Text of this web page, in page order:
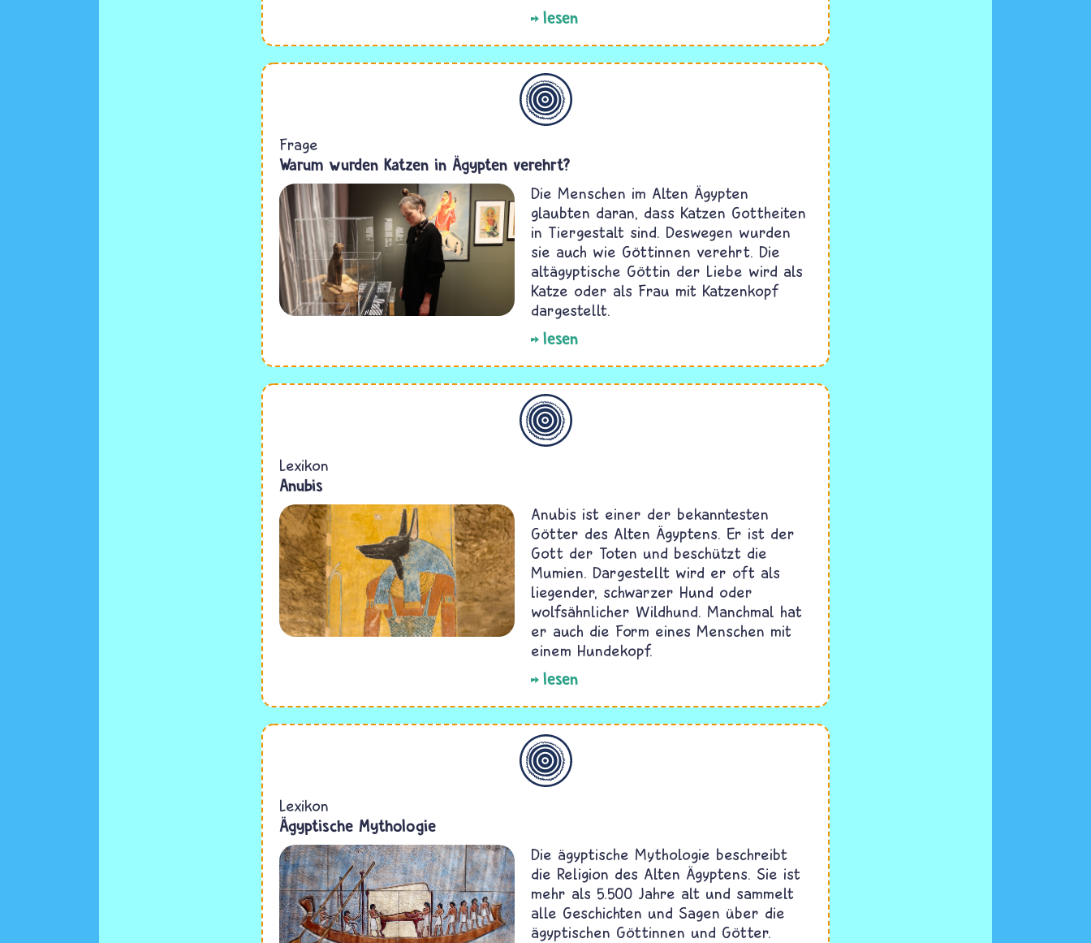
lesen
Frage
Warum wurden Katzen in Ägypten verehrt?
Die Menschen im Alten Ägypten
glaubten daran, dass Katzen Gottheiten
in Tiergestalt sind. Deswegen wurden
sie auch wie Göttinnen verehrt. Die
altägyptische Göttin der Liebe wird als
Katze oder als Frau mit Katzenkopf
dargestellt.
lesen
Lexikon
Anubis
Anubis ist einer der bekanntesten
Götter des Alten Ägyptens. Er ist der
Gott der Toten und beschützt die
Mumien. Dargestellt wird er oft als
liegender, schwarzer Hund oder
wolfsähnlicher Wildhund. Manchmal hat
er auch die Form eines Menschen mit
einem Hundekopf.
lesen
Lexikon
Ägyptische Mythologie
Die ägyptische Mythologie beschreibt
die Religion des Alten Ägyptens. Sie ist
mehr als 5.500 Jahre alt und sammelt
alle Geschichten und Sagen über die
ägyptischen Göttinnen und Götter.